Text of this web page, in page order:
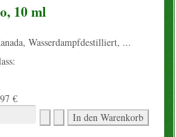
10 ml
Wasserdampfdestilliert, ...
€